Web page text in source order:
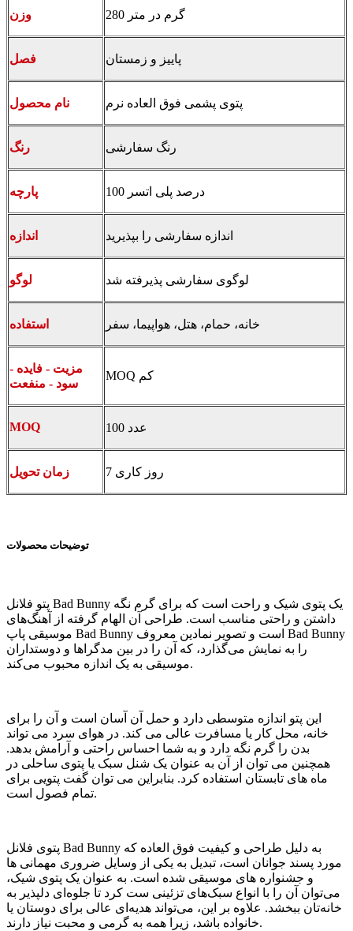
وزن 280 گرم در متر
فصل پاییز و زمستان
نام محصول پتوی پشمی فوق العاده نرم
رنگ رنگ سفارشی
پارچه 100 درصد پلی اتسر
اندازه اندازه سفارشی را بپذیرید
لوگو لوگوی سفارشی پذیرفته شد
استفاده خانه، حمام، هتل، هواپیما، سفر
مزیت - فایده -
سود - منفعت
MOQ کم
MOQ 100 عدد
زمان تحویل 7 روز کاری
توضیحات محصولات
پتو فلانل Bad Bunny یک پتوی شیک و راحت است که برای گرم نگه
داشتن و راحتی مناسب است. طراحی آن الهام گرفته از آهنگ‌های
موسیقی پاپ Bad Bunny است و تصویر نمادین معروف Bad Bunny
را به نمایش می‌گذارد، که آن را در بین مدگراها و دوستداران
موسیقی به یک اندازه محبوب می‌کند.
این پتو اندازه متوسطی دارد و حمل آن آسان است و آن را برای
خانه، محل کار یا مسافرت عالی می کند. در هوای سرد می تواند
بدن را گرم نگه دارد و به شما احساس راحتی و آرامش بدهد.
همچنین می توان از آن به عنوان یک شنل سبک یا پتوی ساحلی در
ماه های تابستان استفاده کرد. بنابراین می توان گفت پتویی برای
تمام فصول است.
پتوی فلانل Bad Bunny به دلیل طراحی و کیفیت فوق العاده که
مورد پسند جوانان است، تبدیل به یکی از وسایل ضروری مهمانی ها
و جشنواره های موسیقی شده است. به عنوان یک پتوی شیک،
می‌توان آن را با انواع سبک‌های تزئینی ست کرد تا جلوه‌ای دلپذیر به
خانه‌تان ببخشد. علاوه بر این، می‌تواند هدیه‌ای عالی برای دوستان یا
خانواده باشد، زیرا همه به گرمی و محبت نیاز دارند.